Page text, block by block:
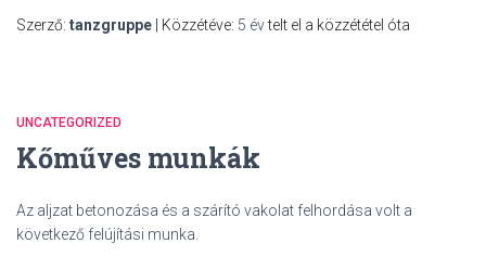
Szerző: tanzgruppe | Közzétéve: 5 évtelt el a közzététel óta
UNCATEGORIZED
Kőműves munkák
Az aljzat betonozása és a szárító vakolat felhordása volt a
következő felújítási munka.